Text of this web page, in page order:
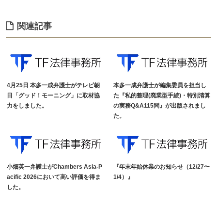
関連記事
4月25日 本多一成弁護士がテレビ朝
日「グッド！モーニング」に取材協
力をしました。
本多一成弁護士が編集委員を担当し
た『私的整理(廃業型手続)・特別清算
の実務Q&A115問』が出版されまし
た。
小畑英一弁護士がChambers Asia-P
acific 2026において高い評価を得ま
した。
『年末年始休業のお知らせ（12/27〜
1/4）』